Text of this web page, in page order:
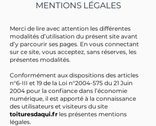
MENTIONS LÉGALES
Merci de lire avec attention les différentes
modalités d’utilisation du présent site avant
d’y parcourir ses pages. En vous connectant
sur ce site, vous acceptez, sans réserves, les
présentes modalités.
Conformément aux dispositions des articles
n°6-III et 19 de la Loi n°2004-575 du 21 Juin
2004 pour la confiance dans l’économie
numérique, il est apporté à la connaissance
des utilisateurs et visiteurs du site
toituresdaqui.fr les présentes mentions
légales.